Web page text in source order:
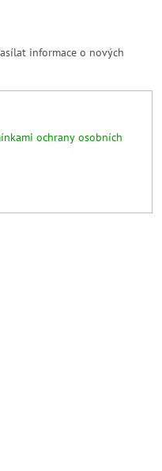
informace o nových
ochrany osobních